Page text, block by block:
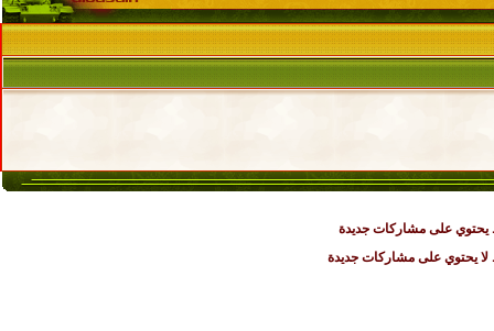
على مشاركات جديدة
يحتوي على مشاركات جديدة